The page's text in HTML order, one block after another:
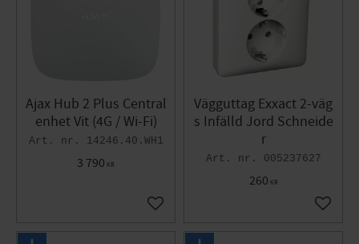
Ajax Hub 2 Plus Central
enhet Vit (4G / Wi-Fi)
14246.40.WH1
3 790 KR
Lägg till i favoriter
Vägguttag Exxact 2-väg
s Infälld Jord Schneide
r
005237627
260 KR
Lägg